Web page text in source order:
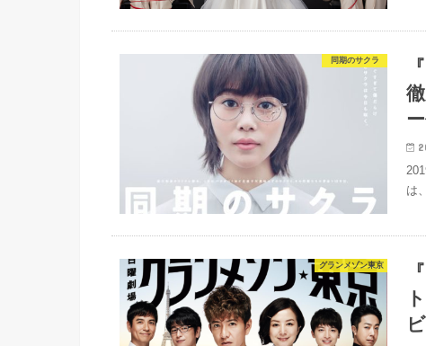
同期のサクラ
は
グランメゾン東京